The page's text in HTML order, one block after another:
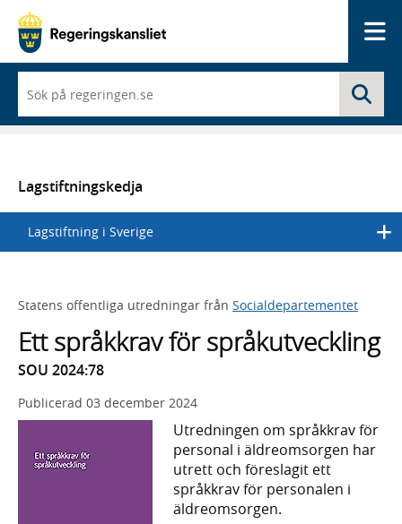
du
börjar
skriva
en
lista
med
sökförslag
Lagstiftningskedja
Lagstiftning i Sverige
Statens offentliga utredningar från Socialdepartementet
Ett språkkrav för språkutveckling
SOU 2024:78
Publicerad 03 december 2024
Utredningen om språkkrav för
personal i äldreomsorgen har
utrett och föreslagit ett
språkkrav för personalen i
äldreomsorgen.